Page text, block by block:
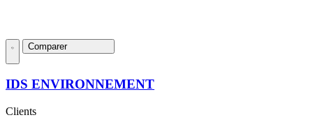
Comparer
IDS ENVIRONNEMENT
Clients